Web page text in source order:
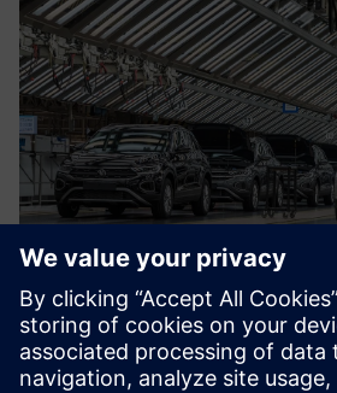
Turnkey projects for
Dobavljač projekata ključ u ruke za
automobila. Potpuna integracija